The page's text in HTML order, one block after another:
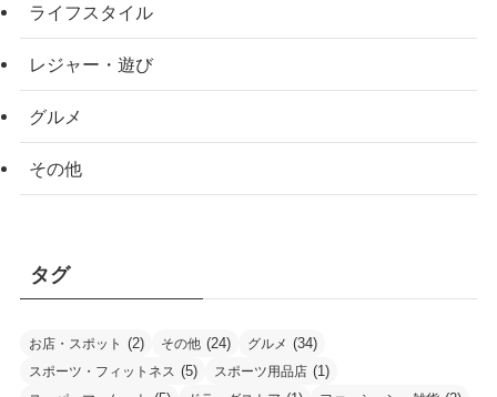
ライフスタイル
レジャー・遊び
グルメ
その他
タグ
お店・スポット (2) その他 (24) グルメ (34)
スポーツ・フィットネス (5) スポーツ用品店 (1)